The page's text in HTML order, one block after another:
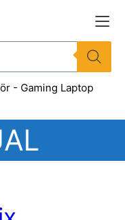
- Gaming Laptop